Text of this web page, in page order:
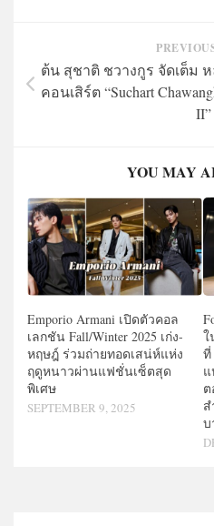
ต้น สุชาติ ชวางกูร จัดเต็ม
คอนเสิร์ต “Suchart
II”
YOU MAY
Emporio Armani เปิดตัวคอล
เลกชัน Fall/Winter 2025 เก่ง-
หฤษฎ์ ร่วมถ่ายทอดเสน่ห์แห่ง
ฤดูหนาวผ่านแฟชั่นเซ็ตสุด
พิเศษ
SEPTEMBER 9, 2025
ใ
ที่
บ